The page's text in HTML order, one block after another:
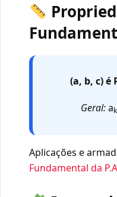
(a, b, c) é
Geral:ak
Aplicações e
Fundamental da